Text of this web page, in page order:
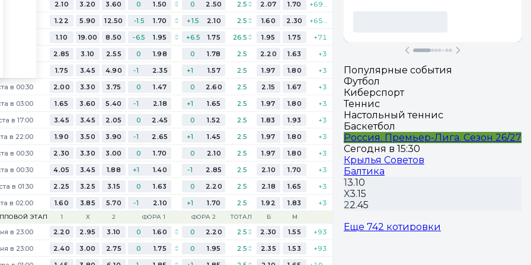
2.10 3.20 3.60 0 1.50 0 2.50 2.5 2.07 1.70
1.22 5.90 12.50 -1.5 1.70 +1.5 2.10 2.5 1.60 2.30
1.10 19.00 8.50 -6.5 1.95 +6.5 1.75 26.5 1.95 1.75
+71
2.85 3.10 2.55 0 1.98 0 1.78 2.5 2.20 1.63
+3
1.75 3.45 4.90 -1 2.35 +1 1.57 2.5 1.97 1.80
+3
в 00:30 2.00 3.30 3.75 0 1.47 0 2.60 2.5 2.15 1.67
+3
в 03:00 1.65 3.60 5.40 -1 2.18 +1 1.65 2.5 1.97 1.80
+3
в 17:00 3.45 3.45 2.05 0 2.45 0 1.52 2.5 1.83 1.93
+3
в 22:00 1.90 3.50 3.90 -1 2.65 +1 1.45 2.5 1.97 1.80
+3
в 00:30 2.30 3.30 3.00 0 1.70 0 2.10 2.5 1.97 1.80
+3
в 00:30 4.05 3.45 1.88 +1 1.40 -1 2.85 2.5 2.10 1.70
+3
в 01:30 2.25 3.25 3.15 0 1.63 0 2.20 2.5 2.18 1.65
+3
в 02:00 1.60 3.85 5.70 -1 2.10 +1 1.70 2.5 1.92 1.83 +3
ЭТАП 1 Х 2 ФОРА 1 ФОРА 2 ТОТАЛ Б М
в 23:00 2.20 2.95 3.10 0 1.60 0 2.20 2.5 2.30 1.55
+93
в 23:00 2.40 3.00 2.75 0 1.75 0 1.95 2.5 2.35 1.53
+93
Популярные события
Футбол
Киберспорт
Теннис
Настольный теннис
Баскетбол
Россия. Премьер-Лига. Сезон 26/27
Сегодня в 15:30
Крылья Советов
Балтика
13.10
Х3.15
22.45
Еще 742 котировки